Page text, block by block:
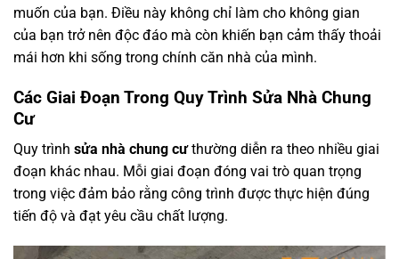
muốn của bạn. Điều này không chỉ làm cho không gian
của bạn trở nên độc đáo mà còn khiến bạn cảm thấy thoải
mái hơn khi sống trong chính căn nhà của mình.
Các Giai Đoạn Trong Quy Trình Sửa Nhà Chung
Cư
Quy trình sửa nhà chung cưthường diễn ra theo nhiều giai
đoạn khác nhau. Mỗi giai đoạn đóng vai trò quan trọng
trong việc đảm bảo rằng công trình được thực hiện đúng
tiến độ và đạt yêu cầu chất lượng.